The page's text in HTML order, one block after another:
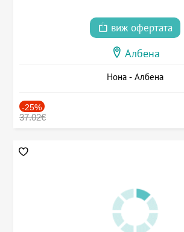
виж офертата
Албена
Нона - Албена
-25%
37.02€